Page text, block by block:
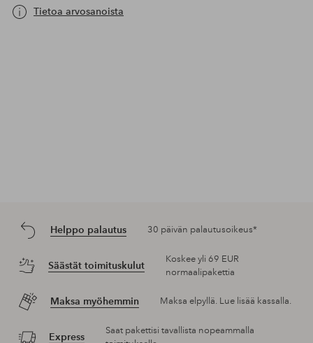
Tietoa arvosanoista
Helppo palautus 30 päivän palautusoikeus*
Säästät toimituskulut
Koskee yli 69 EUR
normaalipakettia
Maksa myöhemmin Maksa elpyllä. Lue lisää kassalla.
Express
Saat pakettisi tavallista nopeammalla